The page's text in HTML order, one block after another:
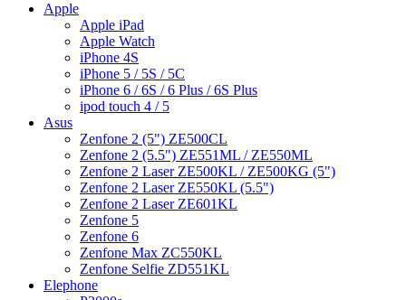
Apple
Apple iPad
Apple Watch
iPhone 4S
iPhone 5 / 5S / 5C
iPhone 6 / 6S / 6 Plus / 6S Plus
ipod touch 4 / 5
Asus
Zenfone 2 (5") ZE500CL
Zenfone 2 (5.5") ZE551ML / ZE550ML
Zenfone 2 Laser ZE500KL / ZE500KG (5")
Zenfone 2 Laser ZE550KL (5.5")
Zenfone 2 Laser ZE601KL
Zenfone 5
Zenfone 6
Zenfone Max ZC550KL
Zenfone Selfie ZD551KL
Elephone